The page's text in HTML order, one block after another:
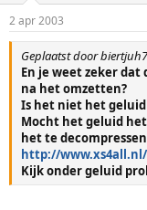
2 apr 2003
Geplaatst door
En je weet zeker
na het omzetten?
Is het niet het
Mocht het geluid
het te
http://
Kijk onder geluid